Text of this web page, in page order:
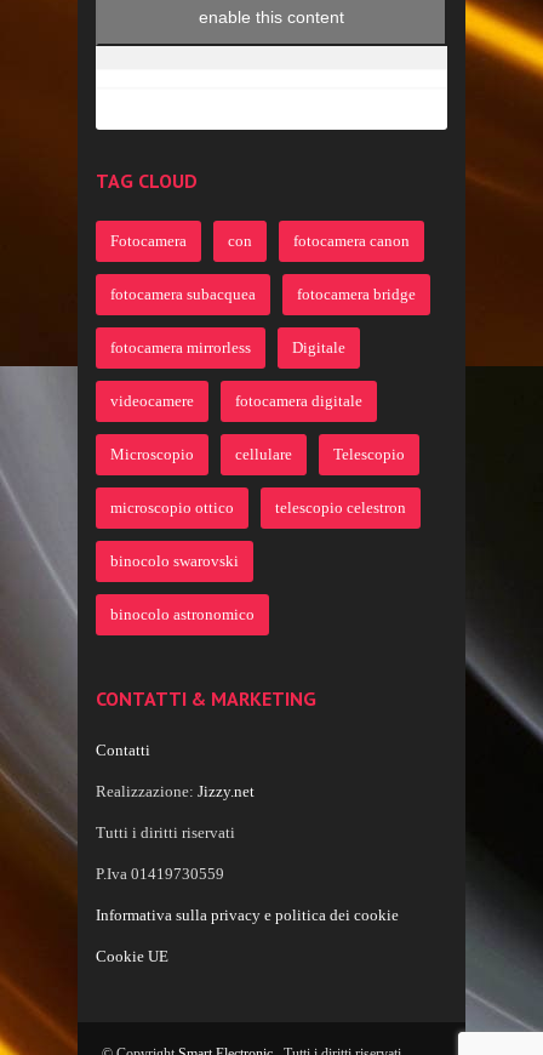
enable this content
TAG CLOUD
Fotocamera con fotocamera canon
fotocamera subacquea fotocamera bridge
fotocamera mirrorless Digitale
videocamere fotocamera digitale
Microscopio cellulare Telescopio
microscopio ottico telescopio celestron
binocolo swarovski
binocolo astronomico
CONTATTI & MARKETING
Contatti
Realizzazione: Jizzy.net
Tutti i diritti riservati
P.Iva 01419730559
Informativa sulla privacy e politica dei cookie
Cookie UE